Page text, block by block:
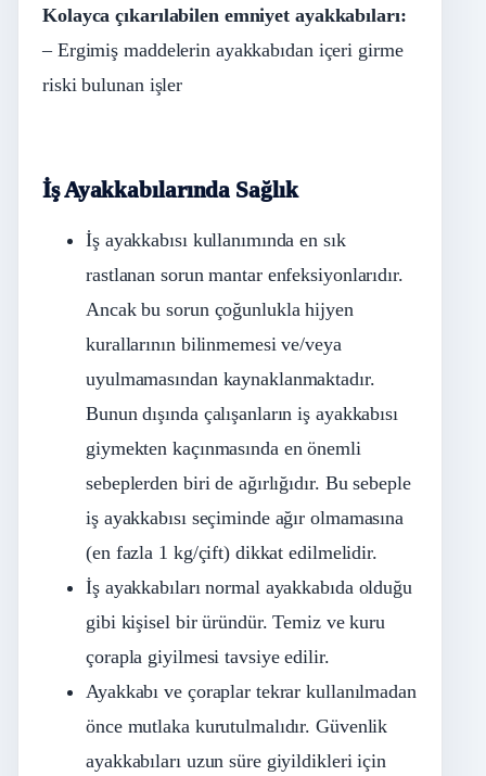
Kolayca çıkarılabilen emniyet ayakkabıları:
– Ergimiş maddelerin ayakkabıdan içeri girme
riski bulunan işler
İş Ayakkabılarında Sağlık
İş ayakkabısı kullanımında en sık
rastlanan sorun mantar enfeksiyonlarıdır.
Ancak bu sorun çoğunlukla hijyen
kurallarının bilinmemesi ve/veya
uyulmamasından kaynaklanmaktadır.
Bunun dışında çalışanların iş ayakkabısı
giymekten kaçınmasında en önemli
sebeplerden biri de ağırlığıdır. Bu sebeple
iş ayakkabısı seçiminde ağır olmamasına
(en fazla 1 kg/çift) dikkat edilmelidir.
İş ayakkabıları normal ayakkabıda olduğu
gibi kişisel bir üründür. Temiz ve kuru
çorapla giyilmesi tavsiye edilir.
Ayakkabı ve çoraplar tekrar kullanılmadan
önce mutlaka kurutulmalıdır. Güvenlik
ayakkabıları uzun süre giyildikleri için